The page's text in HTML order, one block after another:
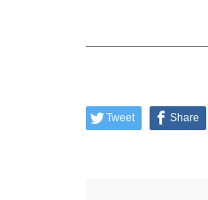
Tweet Share